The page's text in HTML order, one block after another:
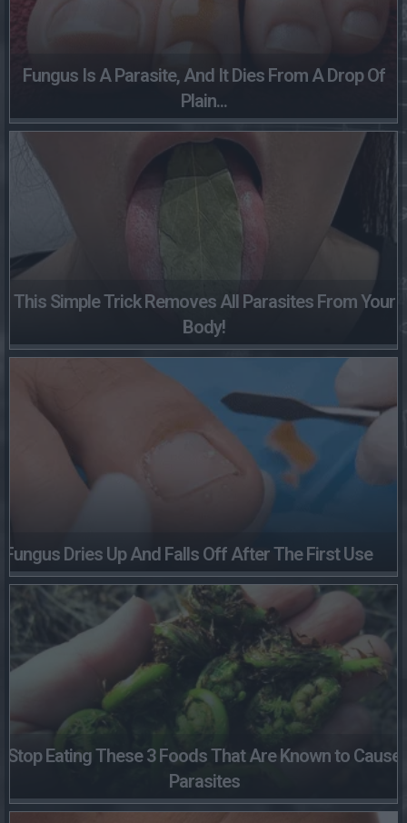
Fungus Is A Parasite, And It Dies From A Drop Of
Plain...
This Simple Trick Removes All Parasites From Your
Body!
Fungus Dries Up And Falls Off After The First Use
Stop Eating These 3 Foods That Are Known to Cause
Parasites